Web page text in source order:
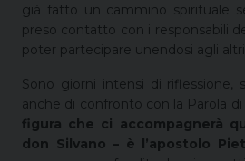
già fatto un cammino spirituale
preso contatto con i responsabili
poter partecipare unendosi agli altri».
Sono giorni intensi di riflessione,
anche di confronto con la Parola di
figura che ci accompagnerà
don Silvano – è l’apostolo